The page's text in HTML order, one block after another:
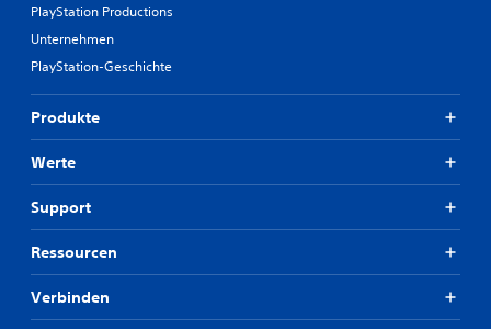
PlayStation Productions
Unternehmen
PlayStation-Geschichte
Produkte
Werte
Support
Ressourcen
Verbinden